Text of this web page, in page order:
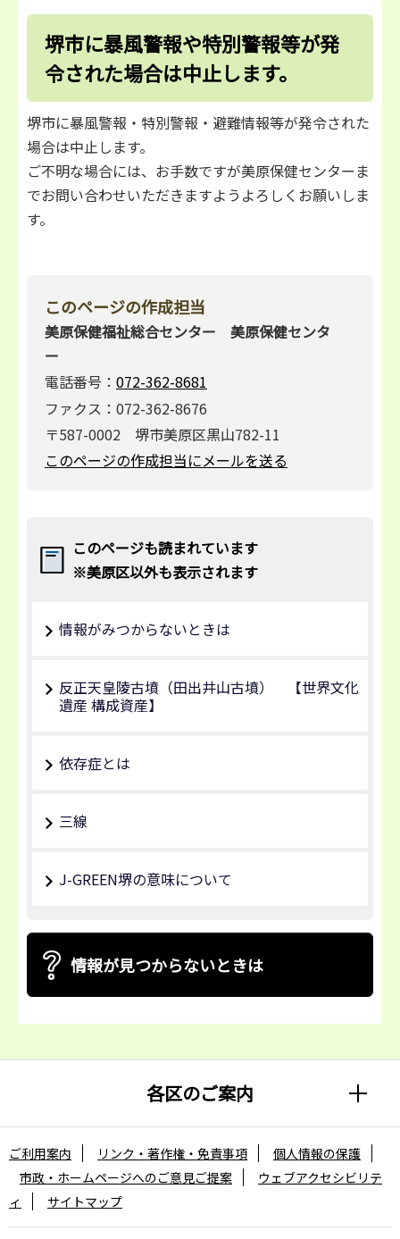
堺市に暴風警報や特別警報等が発
令された場合は中止します。
堺市に暴風警報・特別警報・避難情報等が発令された
場合は中止します。
ご不明な場合には、お手数ですが美原保健センターま
でお問い合わせいただきますようよろしくお願いしま
す。
このページの作成担当
美原保健福祉総合センター 美原保健センタ
ー
電話番号： 072-362-8681
ファクス：072-362-8676
〒587-0002 堺市美原区黒山782-11
このページの作成担当にメールを送る
このページも読まれています
※美原区以外も表示されます
情報がみつからないときは
反正天皇陵古墳（田出井山古墳） 【世界文化
遺産 構成資産】
依存症とは
三線
J-GREEN堺の意味について
情報が見つからないときは
各区のご案内
ご利用案内 リンク・著作権・免責事項
個人情報の保護
市政・ホームページへのご意見ご提案
ウェブアクセシビリテ
ィ
サイトマップ